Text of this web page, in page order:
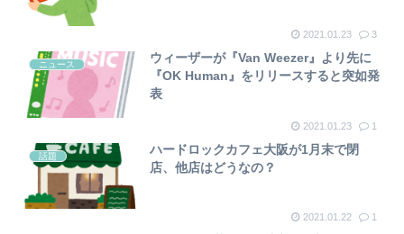
2021.01.23 3
ニュース
ウィーザーが『Van Weezer』より先に
『OK Human』をリリースすると突如発
表
2021.01.23 1
話題
ハードロックカフェ大阪が1月末で閉
店、他店はどうなの？
2021.01.22 1